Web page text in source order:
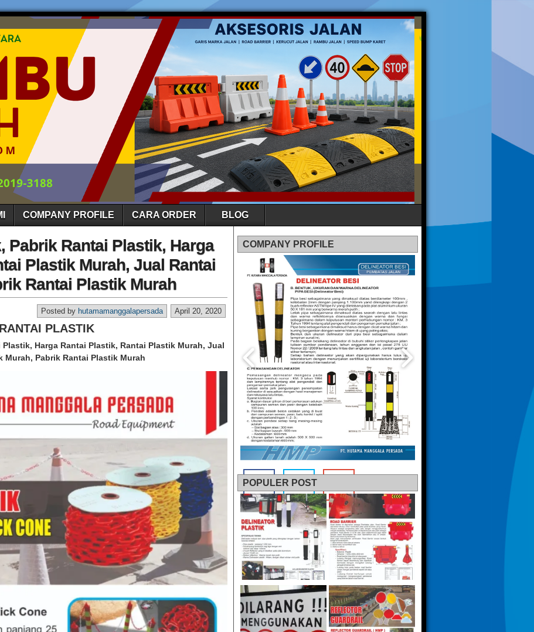
COMPANY PROFILE CARA ORDER BLOG
Pabrik Rantai Plastik, Harga
Plastik Murah, Jual Rantai
Rantai Plastik Murah
April 20, 2020
Posted by hutamamanggalapersada
RANTAI PLASTIK
Harga Rantai Plastik, Rantai Plastik Murah, Jual
Murah, Pabrik Rantai Plastik Murah
COMPANY PROFILE
POPULER POST